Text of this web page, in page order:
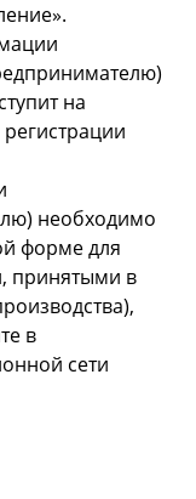
на
необходимо
форме для
принятыми в
в
сети